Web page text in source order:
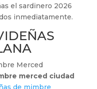
el sardinero 2026
inmediatamente.
Merced
merced ciudad
de mimbre